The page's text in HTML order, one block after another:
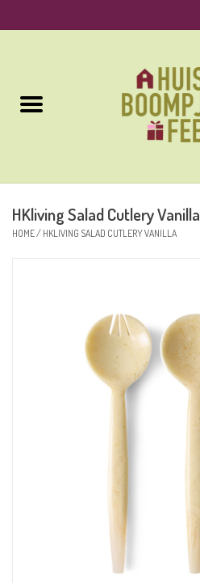
Woonaccessoires
HKliving Salad Cutlery Vanilla
HOME/ HKLIVING SALAD CUTLERY VANILLA